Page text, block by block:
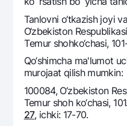
Qidirish
Foydali havolalar
Ko'p beriladigan savollar
Matbuot markazi
Ofis va bankomatlar
Shaxsiy ma'lumotlarni
Bizni ijtimoiy tarmoqlarda
Tanlovni o‘tkazish joyi
O‘zbekiston
Tеmur shohko‘chasi,
Qo‘shimcha ma'lumot
murojaat qilish mumkin:
100084, O‘zbekiston
Temur shoh ko‘chasi,
27, ichki: 17-70.